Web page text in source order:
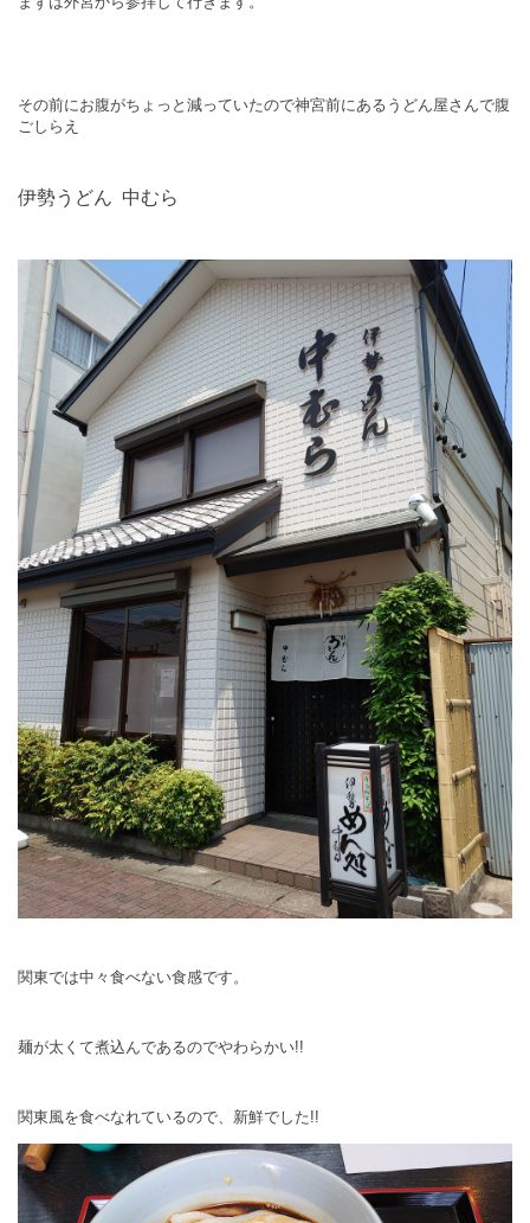
その前にお腹がちょっと減っていたので神宮前にあるうどん屋さんで腹
ごしらえ
伊勢うどん 中むら
関東では中々食べない食感です。
麺が太くて煮込んであるのでやわらかい!!
関東風を食べなれているので、新鮮でした!!